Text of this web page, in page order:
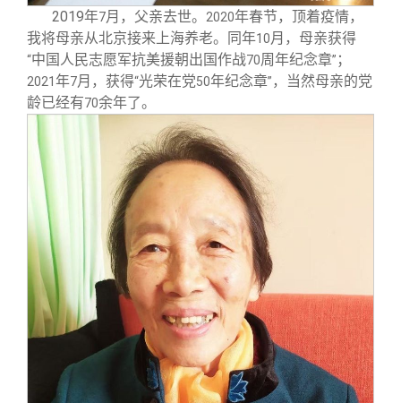
2019年7月，父亲去世。 2020年春节，顶着疫情，
我将母亲从北京接来上海养老。同年10月，母亲获得
“中国人民志愿军抗美援朝出国作战70周年纪念章” ；
2021 年7月，获得“光荣在党50年纪念章” ，当然母亲的党
龄已经有70余年了。